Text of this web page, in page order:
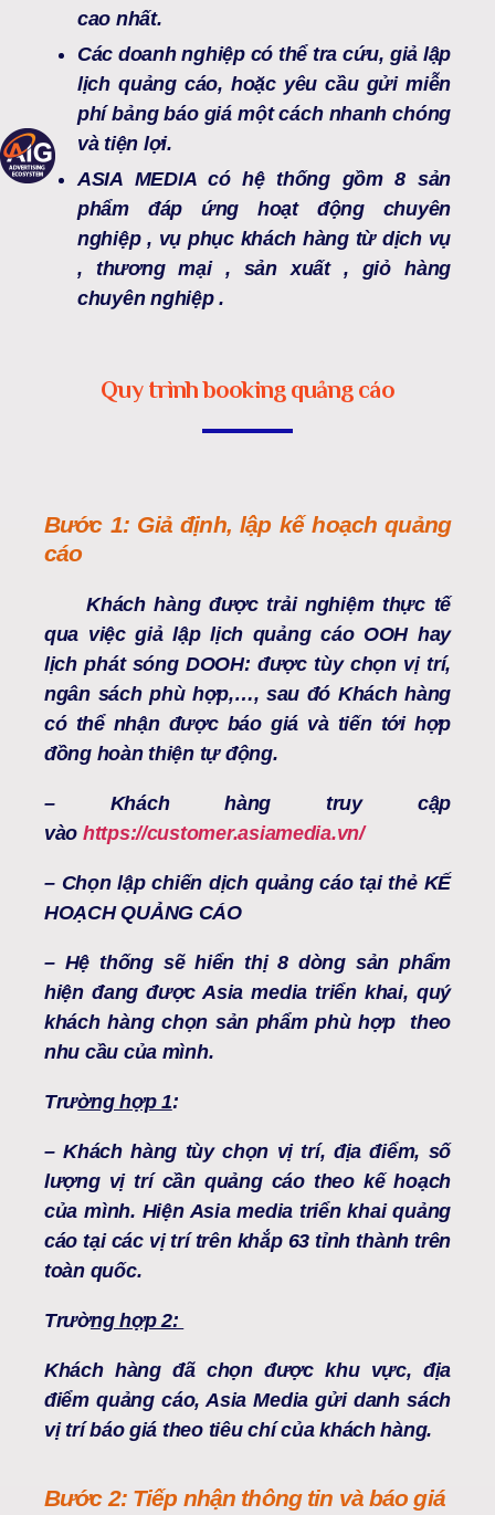
cao nhất.
Các doanh nghiệp có thể tra cứu, giả lập
lịch quảng cáo, hoặc yêu cầu gửi miễn
phí bảng báo giá một cách nhanh chóng
và tiện lợi.
ASIA MEDIA có hệ thống gồm 8 sản
phẩm đáp ứng hoạt động chuyên
nghiệp , vụ phục khách hàng từ dịch vụ
, thương mại , sản xuất , giỏ hàng
chuyên nghiệp .
Quy trình booking quảng cáo
Bước 1: Giả định, lập kế hoạch quảng
cáo
Khách hàng được trải nghiệm thực tế
qua việc giả lập lịch quảng cáo OOH hay
lịch phát sóng DOOH: được tùy chọn vị trí,
ngân sách phù hợp,…, sau đó Khách hàng
có thể nhận được báo giá và tiến tới hợp
đồng hoàn thiện tự động.
– Khách hàng truy cập
vào https://customer.asiamedia.vn/
– Chọn lập chiến dịch quảng cáo tại thẻ KẾ
HOẠCH QUẢNG CÁO
– Hệ thống sẽ hiển thị 8 dòng sản phẩm
hiện đang được Asia media triển khai, quý
khách hàng chọn sản phẩm phù hợp theo
nhu cầu của mình.
Trường hợp 1:
– Khách hàng tùy chọn vị trí, địa điểm, số
lượng vị trí cần quảng cáo theo kế hoạch
của mình. Hiện Asia media triển khai quảng
cáo tại các vị trí trên khắp 63 tỉnh thành trên
toàn quốc.
Trường hợp 2:
Khách hàng đã chọn được khu vực, địa
điểm quảng cáo, Asia Media gửi danh sách
vị trí báo giá theo tiêu chí của khách hàng.
Bước 2: Tiếp nhận thông tin và báo giá